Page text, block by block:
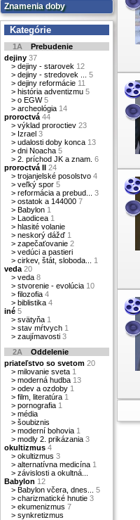
Znamenia doby
Kategórie
1A Prebudenie
dejiny 37
> dejiny - starovek 12
> dejiny - stredovek ...
5
> dejiny reformácie 11
> história adventizmu 5
> o EGW 5
> archeológia 14
proroctvá 44
> výklad proroctiev 23
> Izrael 3
> udalosti doby konca 13
> dni Noacha 5
> 2. príchod JK a znam. 6
proroctvá II 24
> trojanjelské posolstvo 4
> veľký spor 5
> reformácia a prebud...
3
> ostatok a 144000 7
> Babylon 1
> Laodicea 1
> hlasité volanie
> neskorý dážď 1
> zapečaťovanie 2
> vedúci a pastieri
> cirkev, štát, sloboda...
1
veda 20
> veda 8
> stvorenie - evolúcia 10
> filozofia 4
> biblistika 4
iné 5
> svätyňa 1
> stav mŕtvych 1
> zaujímavosti 3
2A Oddelenie
priateľstvo so svetom 20
> milovanie sveta 1
> moderná hudba 13
> odev a ozdoby 1
> film, literatúra 1
> pornografia 1
> média
> šoubiznis
> moderní bohovia 1
> modly 2. prikázania 3
okultizmus 4
> okultizmus 3
> alternatívna medicína 1
> závislosti a okultná...
Babylon 12
> Babylon včera, dnes...
5
> charizmatické hnutie 3
> ekumenizmus 7
> synkretizmus